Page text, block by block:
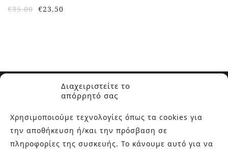
Διαχειριστείτε το
απόρρητό σας
Χρησιμοποιούμε τεχνολογίες όπως τα cookies για
την αποθήκευση ή/και την πρόσβαση σε
πληροφορίες της συσκευής. Το κάνουμε αυτό για να
€35.00 €23.50
ΣΧΕΤΙΚΑ ΜΕ ΕΜΑΣ